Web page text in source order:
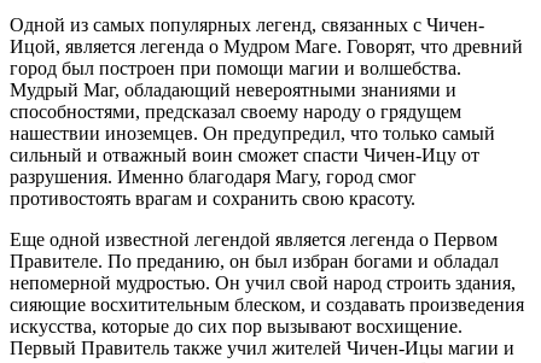
Одной из самых популярных легенд, связанных с Чичен-
Ицой, является легенда о Мудром Маге. Говорят, что древний
город был построен при помощи магии и волшебства.
Мудрый Маг, обладающий невероятными знаниями и
способностями, предсказал своему народу о грядущем
нашествии иноземцев. Он предупредил, что только самый
сильный и отважный воин сможет спасти Чичен-Ицу от
разрушения. Именно благодаря Магу, город смог
противостоять врагам и сохранить свою красоту.
Еще одной известной легендой является легенда о Первом
Правителе. По преданию, он был избран богами и обладал
непомерной мудростью. Он учил свой народ строить здания,
сияющие восхитительным блеском, и создавать произведения
искусства, которые до сих пор вызывают восхищение.
Первый Правитель также учил жителей Чичен-Ицы магии и